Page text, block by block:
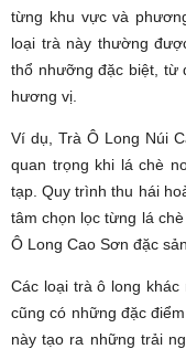
từng khu vực và
loại trà này thường
thổ nhưỡng đặc biệt, từ
hương vị.
Ví dụ, Trà Ô Long Núi
quan trọng khi lá chè
tạp. Quy trình thu hái
tâm chọn lọc từng lá
Ô Long Cao Sơn đặc sản.
Các loại trà ô long khác
cũng có những đặc
này tạo ra những trải